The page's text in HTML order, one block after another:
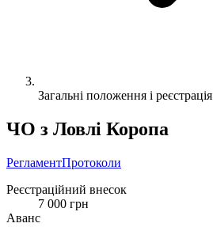
Загальні положення і реєстрація
ЧО з Ловлі Коропа
РегламентПротоколи
Реєстраційний внесок
7 000 грн
Аванс